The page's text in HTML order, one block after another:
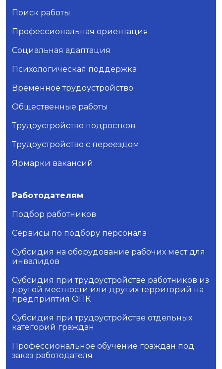
Поиск работы
Профессиональная ориентация
Социальная адаптация
Психологическая поддержка
Временное трудоустройство
Общественные работы
Трудоустройство подростков
Трудоустройство с переездом
Ярмарки вакансий
Работодателям
Подбор работников
Сервисы по подбору персонала
Субсидия на оборудование рабочих мест для
инвалидов
Субсидия при трудоустройстве работников из
другой местности или других территорий на
предприятия ОПК
Субсидия при трудоустройстве отдельных
категорий граждан
Профессиональное обучение граждан под
заказ работодателя